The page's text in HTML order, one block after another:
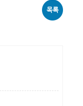
목록